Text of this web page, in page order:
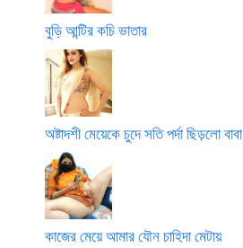
বুড়ি আন্টির কচি ভাতার
অষ্টাদশী মেয়েকে চুদে সতি পর্দা ছিড়লো বাবা
কাজের মেয়ে আমার যৌন চাহিদা মেটায়